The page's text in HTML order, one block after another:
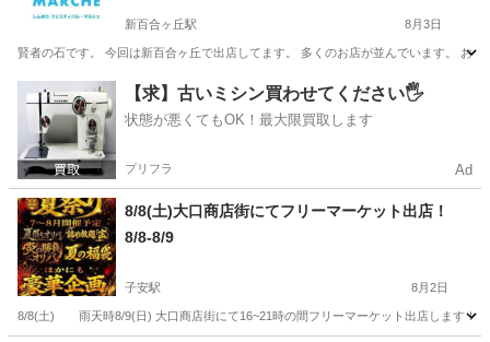
新百合ヶ丘駅 8月3日
賢者の石です。 今回は新百合ヶ丘で出店してます。 多くのお店が並んでいます。 お
神奈川 川崎市 新百合ヶ丘駅 フリーマーケット
フェスティバル
【求】古いミシン買わせてください🖐️
状態が悪くてもOK！最大限買取します
プリフラ Ad
8/8(土)大口商店街にてフリーマーケット出店！
8/8-8/9
子安駅 8月2日
8/8(土) 雨天時8/9(日) 大口商店街にて16~21時の間フリーマーケット出店します！